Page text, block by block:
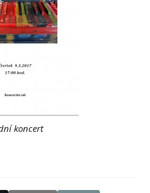
koncert